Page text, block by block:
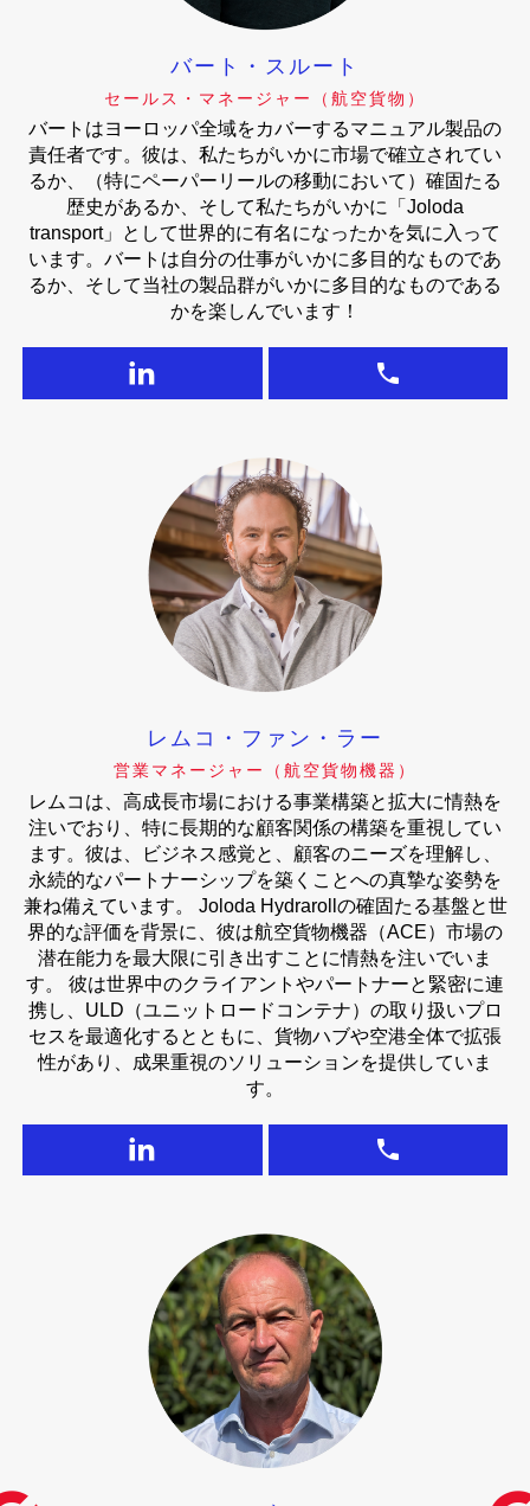
バート・スルート
セールス・マネージャー（航空貨物）
バートはヨーロッパ全域をカバーするマニュアル製品の
責任者です。彼は、私たちがいかに市場で確立されてい
るか、（特にペーパーリールの移動において）確固たる
歴史があるか、そして私たちがいかに「Joloda
transport」として世界的に有名になったかを気に入って
います。バートは自分の仕事がいかに多目的なものであ
るか、そして当社の製品群がいかに多目的なものである
かを楽しんでいます！
レムコ・ファン・ラー
営業マネージャー（航空貨物機器）
レムコは、高成長市場における事業構築と拡大に情熱を
注いでおり、特に長期的な顧客関係の構築を重視してい
ます。彼は、ビジネス感覚と、顧客のニーズを理解し、
永続的なパートナーシップを築くことへの真摯な姿勢を
兼ね備えています。 Joloda Hydrarollの確固たる基盤と世
界的な評価を背景に、彼は航空貨物機器（ACE）市場の
潜在能力を最大限に引き出すことに情熱を注いでいま
す。 彼は世界中のクライアントやパートナーと緊密に連
携し、ULD（ユニットロードコンテナ）の取り扱いプロ
セスを最適化するとともに、貨物ハブや空港全体で拡張
性があり、成果重視のソリューションを提供していま
す。